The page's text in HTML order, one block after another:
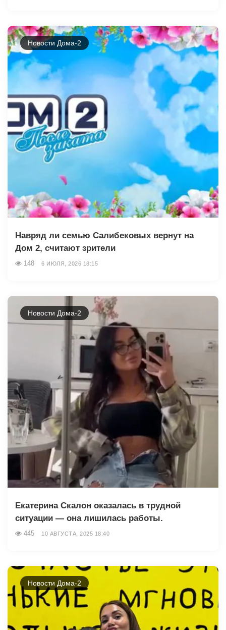
Новости Дома-2
Навряд ли семью Салибековых вернут на
Дом 2, считают зрители
148 6 ИЮЛЯ, 2026 18:15
Новости Дома-2
Екатерина Скалон оказалась в трудной
ситуации — она лишилась работы.
445 10 АВГУСТА, 2025 18:40
Новости Дома-2